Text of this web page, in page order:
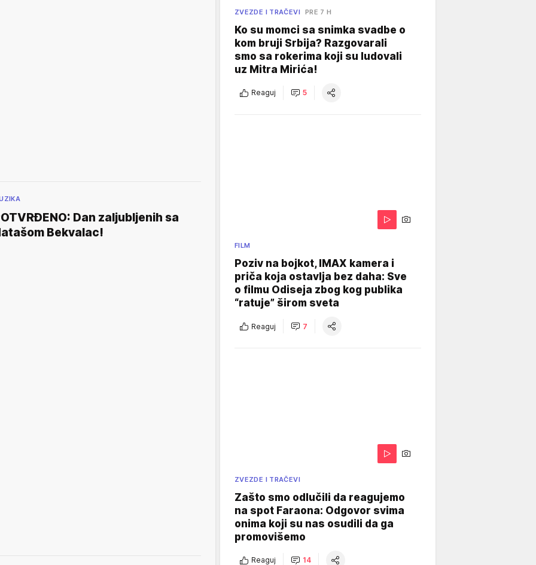
Dan zaljubljenih sa
Bekvalac!
ZVEZDE I TRAČEVI PRE 7 H
Ko su momci sa snimka svadbe o
kom bruji Srbija? Razgovarali
smo sa rokerima koji su ludovali
uz Mitra Mirića!
Reaguj 5
FILM
Poziv na bojkot, IMAX kamera i
priča koja ostavlja bez daha: Sve
o filmu Odiseja zbog kog publika
“ratuje” širom sveta
Reaguj 7
ZVEZDE I TRAČEVI
Zašto smo odlučili da reagujemo
na spot Faraona: Odgovor svima
onima koji su nas osudili da ga
promovišemo
Reaguj 14